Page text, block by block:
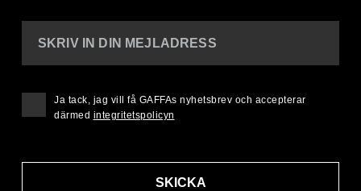
SKRIV IN DIN MEJLADRESS
SKICKA
Ja tack, jag vill få GAFFAs nyhetsbrev och accepterar
därmed integritetspolicyn